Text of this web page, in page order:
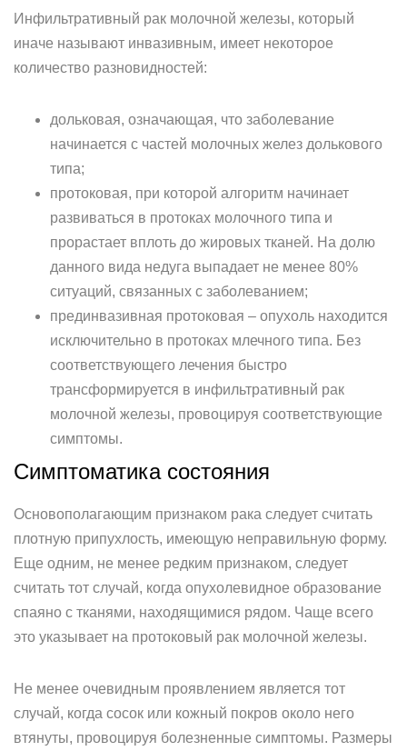
Инфильтративный рак молочной железы, который
иначе называют инвазивным, имеет некоторое
количество разновидностей:
дольковая, означающая, что заболевание
начинается с частей молочных желез долькового
типа;
протоковая, при которой алгоритм начинает
развиваться в протоках молочного типа и
прорастает вплоть до жировых тканей. На долю
данного вида недуга выпадает не менее 80%
ситуаций, связанных с заболеванием;
прединвазивная протоковая – опухоль находится
исключительно в протоках млечного типа. Без
соответствующего лечения быстро
трансформируется в инфильтративный рак
молочной железы, провоцируя соответствующие
симптомы.
Симптоматика состояния
Основополагающим признаком рака следует считать
плотную припухлость, имеющую неправильную форму.
Еще одним, не менее редким признаком, следует
считать тот случай, когда опухолевидное образование
спаяно с тканями, находящимися рядом. Чаще всего
это указывает на протоковый рак молочной железы.
Не менее очевидным проявлением является тот
случай, когда сосок или кожный покров около него
втянуты, провоцируя болезненные симптомы. Размеры